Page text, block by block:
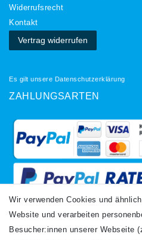
Widerrufs­recht
Kontakt
Vertrag widerrufen
Es gilt unsere Datenschutzerklärung
ZAHLUNGSARTEN
VERSANDARTEN
Wir verwenden Cookies und
Website und verarbeiten
Besucher:innen unserer Webseite